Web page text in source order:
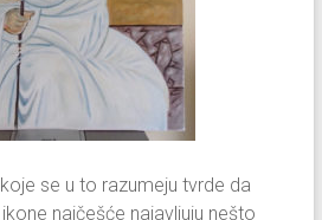
se u to razumeju tvrde da
najčešće najavljuju nešto